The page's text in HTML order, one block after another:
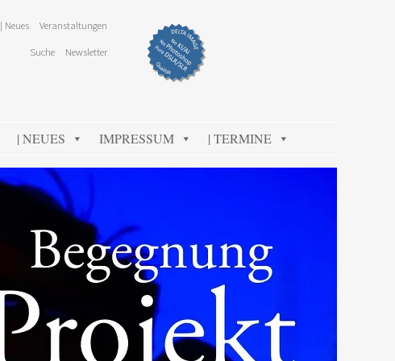
| Neues Veranstaltungen
Suche Newsletter
| NEUES IMPRESSUM | TERMINE